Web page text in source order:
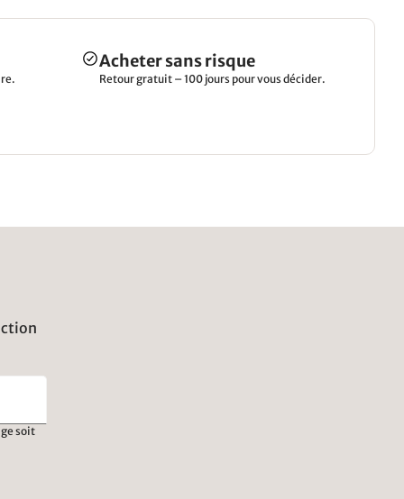
kostenoptimiert. Wenn etwas weniger Knast,
Verbindung vllt 50€ mehr kosten, stört das keinen
Kunden in der Preisklasse.
Acheter sans risque
Retour gratuit – 100 jours pour vous décider.
soit